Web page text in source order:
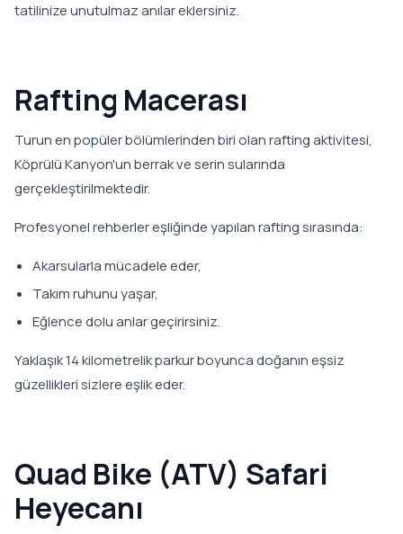
tatilinize unutulmaz anılar eklersiniz.
Rafting Macerası
Turun en popüler bölümlerinden biri olan rafting aktivitesi,
Köprülü Kanyon'un berrak ve serin sularında
gerçekleştirilmektedir.
Profesyonel rehberler eşliğinde yapılan rafting sırasında:
Akarsularla mücadele eder,
Takım ruhunu yaşar,
Eğlence dolu anlar geçirirsiniz.
Yaklaşık 14 kilometrelik parkur boyunca doğanın eşsiz
güzellikleri sizlere eşlik eder.
Quad Bike (ATV) Safari
Heyecanı